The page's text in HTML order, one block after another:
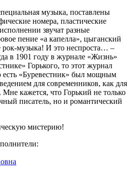
музыка, поставлены
номера, пластические
звучат разные
пение «а капелла», цыганский
рок-музыка! И это неспроста… –
в 1901 году в журнале «Жизнь»
Горького, то этот журнал
есть «Буревестник» был мощным
для современников, как для
кажется, что Горький не только
писатель, но и романтический
мистерию!